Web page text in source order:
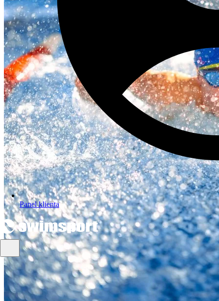
Panel klienta